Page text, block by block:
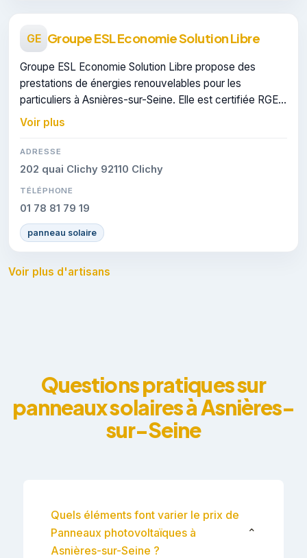
GE Groupe ESL Economie Solution Libre
Groupe ESL Economie Solution Libre propose des
prestations de énergies renouvelables pour les
particuliers à Asnières-sur-Seine. Elle est certifiée RGE,
gage de conformité sur les interventions réalisées.
Voir plus
ADRESSE
202 quai Clichy 92110 Clichy
TÉLÉPHONE
01 78 81 79 19
panneau solaire
Voir plus d'artisans
Questions pratiques sur
panneaux solaires à Asnières-
sur-Seine
Quels éléments font varier le prix de
Panneaux photovoltaïques à
Asnières-sur-Seine ?
⌄